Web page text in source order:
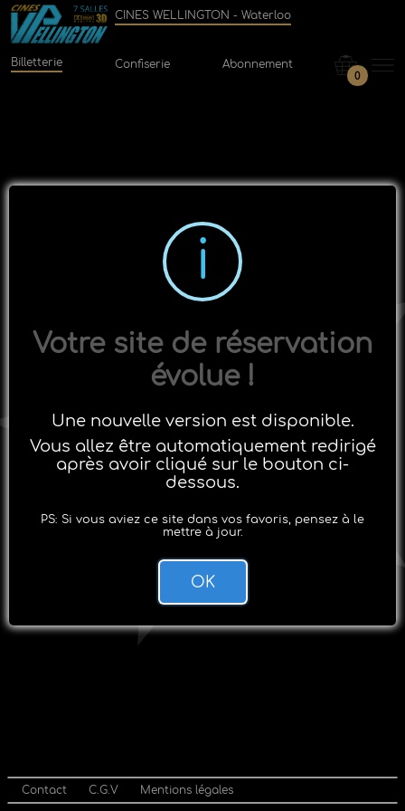
CINES WELLINGTON - Waterloo
Billetterie Confiserie Abonnement
0
Contact C.G.V Mentions légales
Votre site de réservation
évolue !
Une nouvelle version est disponible.
Vous allez être automatiquement redirigé
après avoir cliqué sur le bouton ci-
dessous.
PS: Si vous aviez ce site dans vos favoris, pensez à le
mettre à jour.
OK